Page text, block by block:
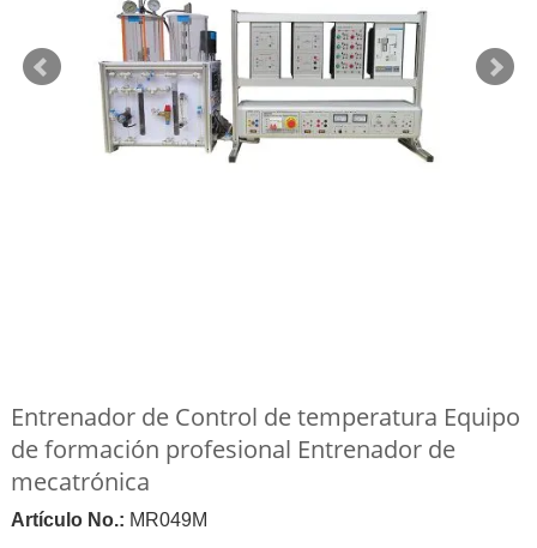
Entrenador de Control de temperatura Equipo
de formación profesional Entrenador de
mecatrónica
Artículo No.: MR049M